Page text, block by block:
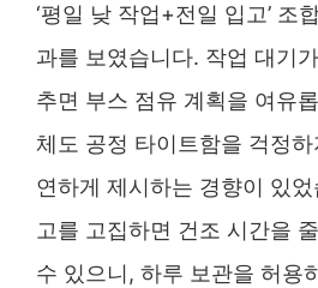
‘평일 낮 작업+전일 입고’ 조
과를 보였습니다. 작업 대기
추면 부스 점유 계획을 여유
체도 공정 타이트함을 걱정
연하게 제시하는 경향이 있
고를 고집하면 건조 시간을
수 있으니, 하루 보관을 허용